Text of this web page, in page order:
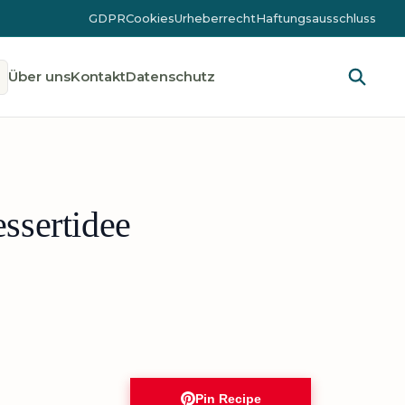
GDPRCookiesUrheberrechtHaftungsausschluss
Über unsKontaktDatenschutz
Pin Recipe